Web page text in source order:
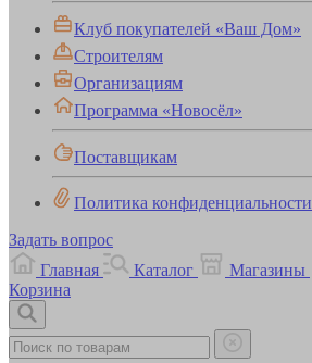
Клуб покупателей «Ваш Дом»
Строителям
Организациям
Программа «Новосёл»
Поставщикам
Политика конфиденциальности
Задать вопрос
Главная
Каталог Магазины
Корзина